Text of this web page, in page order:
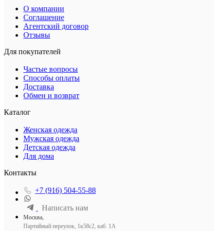
О компании
Соглашение
Агентский договор
Отзывы
Для покупателей
Частые вопросы
Способы оплаты
Доставка
Обмен и возврат
Каталог
Женская одежда
Мужская одежда
Детская одежда
Для дома
Контакты
+7 (916) 504-55-88
Написать нам
Москва,
Партийный переулок, 1к58с2, каб. 1А